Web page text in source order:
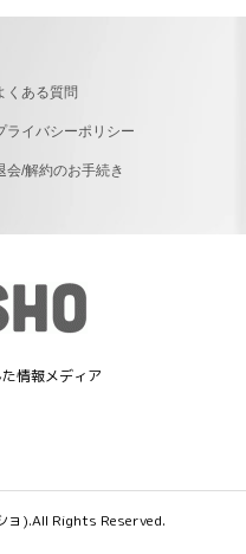
くある質問
ライバシーポリシー
会/解約のお手続き
情報メディア
ョ).All Rights Reserved.